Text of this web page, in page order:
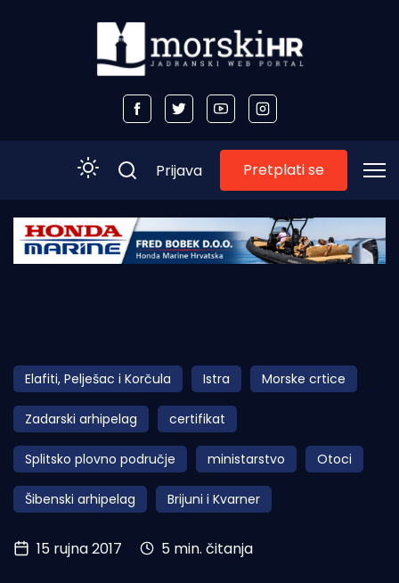
Početna
Obala
Otoci
Turizam i nautika
Pomorstvo
Ribolov
Ekologija
Prijava Pretplati se
Elafiti, Pelješac i Korčula Istra Morske crtice
Zadarski arhipelag certifikat
Splitsko plovno područje ministarstvo Otoci
Šibenski arhipelag Brijuni i Kvarner
15 rujna 2017 5 min. čitanja